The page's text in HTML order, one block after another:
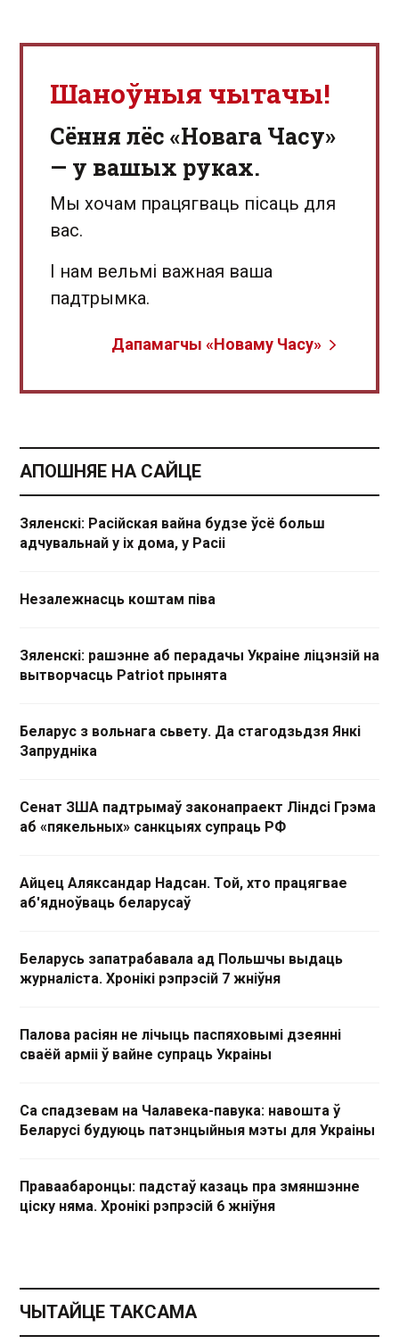
Шаноўныя чытачы!
Сёння лёс «Новага Часу»
— у вашых руках.
Мы хочам працягваць пісаць для
вас.
І нам вельмі важная ваша
падтрымка.
Дапамагчы «Новаму Часу»
АПОШНЯЕ НА САЙЦЕ
Зяленскі: Расійская вайна будзе ўсё больш
адчувальнай у іх дома, у Расіі
Незалежнасць коштам піва
Зяленскі: рашэнне аб перадачы Украіне ліцэнзій на
вытворчасць Patriot прынята
Беларус з вольнага сьвету. Да стагодзьдзя Янкі
Запрудніка
Сенат ЗША падтрымаў законапраект Ліндсі Грэма
аб «пякельных» санкцыях супраць РФ
Айцец Аляксандар Надсан. Той, хто працягвае
аб'ядноўваць беларусаў
Беларусь запатрабавала ад Польшчы выдаць
журналіста. Хронікі рэпрэсій 7 жніўня
Палова расіян не лічыць паспяховымі дзеянні
сваёй арміі ў вайне супраць Украіны
Са спадзевам на Чалавека-павука: навошта ў
Беларусі будуюць патэнцыйныя мэты для Украіны
Праваабаронцы: падстаў казаць пра змяншэнне
ціску няма. Хронікі рэпрэсій 6 жніўня
ЧЫТАЙЦЕ ТАКСАМА